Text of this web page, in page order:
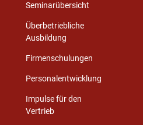
Seminarübersicht
Überbetriebliche
Ausbildung
Firmenschulungen
Personalentwicklung
Impulse für den
Vertrieb